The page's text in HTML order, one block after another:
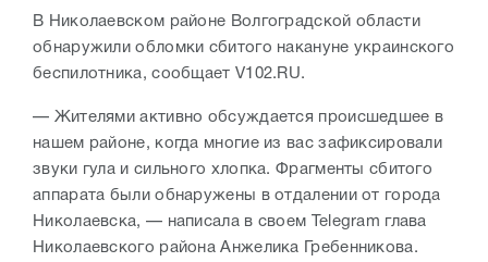
В Николаевском районе Волгоградской области
обнаружили обломки сбитого накануне украинского
беспилотника, сообщает V102.RU.
— Жителями активно обсуждается происшедшее в
нашем районе, когда многие из вас зафиксировали
звуки гула и сильного хлопка. Фрагменты сбитого
аппарата были обнаружены в отдалении от города
Николаевска, — написала в своем Telegram глава
Николаевского района Анжелика Гребенникова.